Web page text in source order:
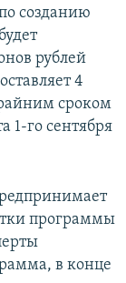
созданию
рублей
4
сроком
1-го сентября
программы
в конце